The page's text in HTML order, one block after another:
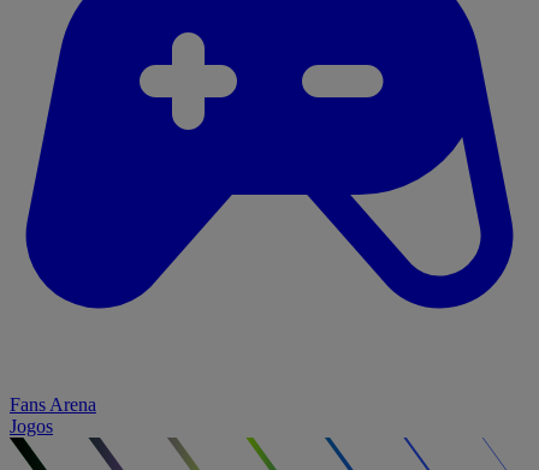
Fans Arena
Jogos